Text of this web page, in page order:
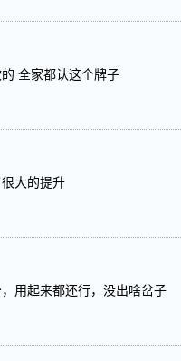
全家都认这个牌子
大的提升
用起来都还行，没出啥岔子